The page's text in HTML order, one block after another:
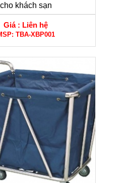
cho khách sạn
Giá : Liên hệ
TBA-XBP001